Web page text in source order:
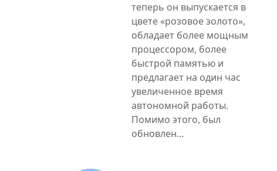
теперь он выпускается в
цвете «розовое золото»,
обладает более мощным
процессором, более
быстрой памятью и
предлагает на один час
увеличенное время
автономной работы.
Помимо этого, был
обновлен…